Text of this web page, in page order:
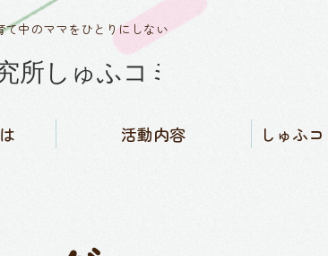
中のママをひとりにしない
載
活動内容 しゅふ